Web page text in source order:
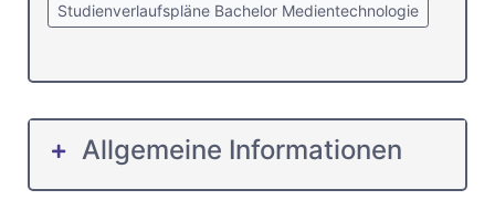
Studienverlaufspläne Bachelor Medientechnologie
Allgemeine Informationen